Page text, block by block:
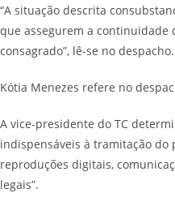
“A situação descrita
que assegurem a continuidade
consagrado”, lê-se no despacho.
Kótia Menezes refere no
A vice-presidente do TC
indispensáveis à tramitação do
reproduções digitais,
legais”.